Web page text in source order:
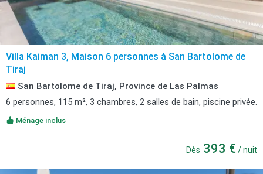
Villa Kaiman 3, Maison 6 personnes à San Bartolome de
Tiraj
San Bartolome de Tiraj, Province de Las Palmas
6 personnes, 115 m², 3 chambres, 2 salles de bain, piscine privée.
Ménage inclus
Dès 393 € / nuit